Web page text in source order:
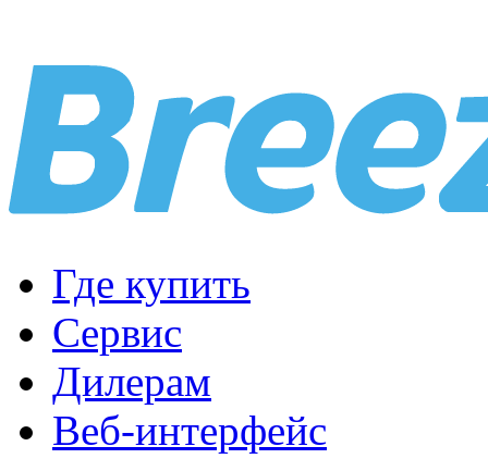
Где купить
Сервис
Дилерам
Веб-интерфейс